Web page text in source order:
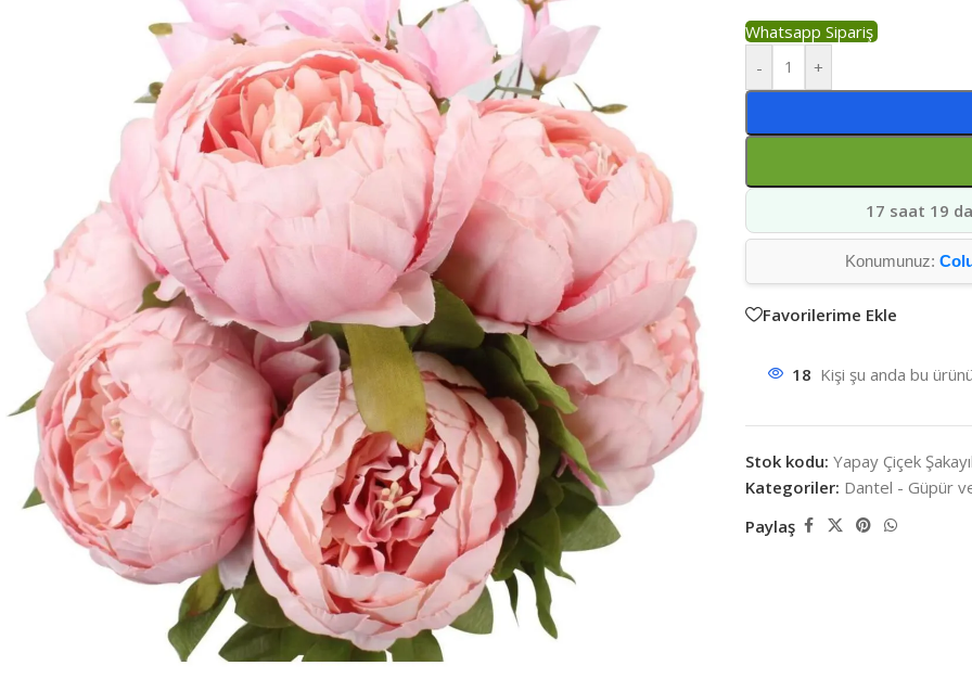
Whatsapp Sipariş
-
+
17 saat 19
Konumunuz:
Favorilerime Ekle
18 Kişi şu anda bu
Stok kodu: Yapay Çiçek
Kategoriler: Dantel - Güpür
Paylaş